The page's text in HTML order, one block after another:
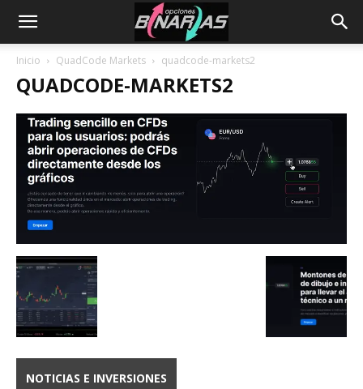
Inicio QuadCode Markets quadcode-markets2
QUADCODE-MARKETS2
NOTICIAS E INVERSIONES